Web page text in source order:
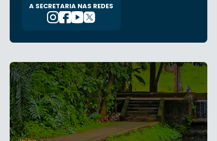
A SECRETARIA NAS REDES